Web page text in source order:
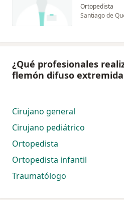
Ortopedista
Santiago de
¿Qué profesionales
flemón difuso
Cirujano general
Cirujano pediátrico
Ortopedista
Ortopedista infantil
Traumatólogo